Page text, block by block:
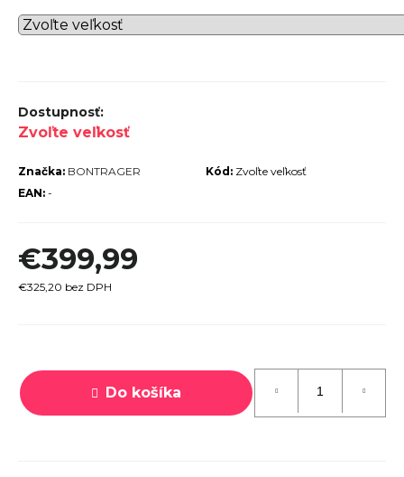
Zvoľte veľkosť
Kód: Zvoľte veľkosť
Značka: BONTRAGER
EAN: -
€399,99
€325,20 bez DPH
cena:
Do košíka
d
p
ú
č
a
m
RED
€1 449